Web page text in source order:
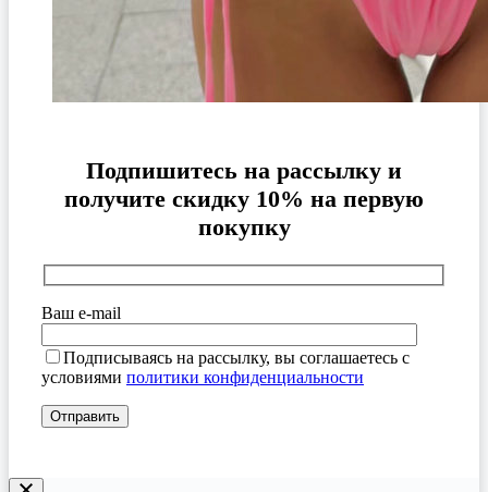
Подпишитесь на рассылку и
получите скидку 10% на первую
покупку
Ваш e-mail
Подписываясь на рассылку, вы соглашаетесь с
условиями политики конфиденциальности